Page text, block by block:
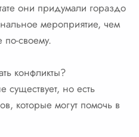
они придумали гораздо
мероприятие, чем
своему.
конфликты?
существует, но есть
которые могут помочь в